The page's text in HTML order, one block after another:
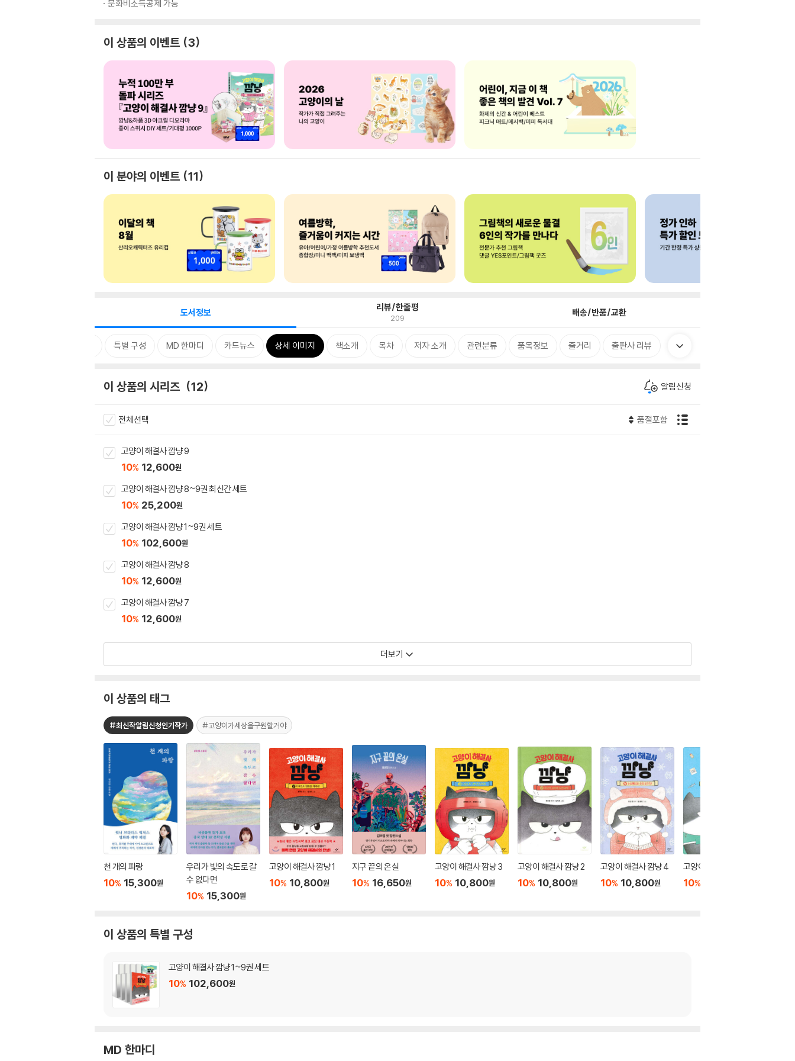
문화비소득공제 가능
이 상품의 이벤트 3
이 분야의 이벤트 11
도서정보 리뷰/한줄평
209 배송/반품/교환
특별 구성 MD 한마디 카드뉴스 상세 이미지 책소개 목차 저자 소개 관련분류 품목정보 줄거리 출판사 리뷰
이 상품의 시리즈 12 알림신청
전체선택 품절포함
고양이 해결사 깜냥 9
10% 12,600원
고양이 해결사 깜냥 8~9권 최신간 세트
10% 25,200원
고양이 해결사 깜냥 1~9권 세트
10% 102,600원
고양이 해결사 깜냥 8
10% 12,600원
고양이 해결사 깜냥 7
10% 12,600원
더보기
이 상품의 태그
#최신작알림신청인기작가 #고양이가세상을구원할거야
천 개의 파랑
10% 15,300원
우리가 빛의 속도로 갈
수 없다면
10% 15,300원
고양이 해결사 깜냥 1
10% 10,800원
지구 끝의 온실
10% 16,650원
고양이 해결사 깜냥 3
10% 10,800원
고양이 해결사 깜냥 2
10% 10,800원
고양이 해결사 깜냥 4
10% 10,800원
고양이 해결사 깜냥 6
10%
이 상품의 특별 구성
고양이 해결사 깜냥 1~9권 세트
10% 102,600원
MD 한마디